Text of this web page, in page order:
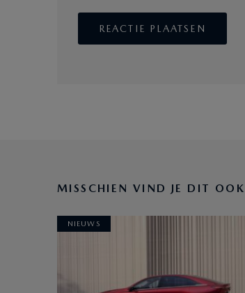
MISSCHIEN VIND JE DIT OOK
NIEUWS